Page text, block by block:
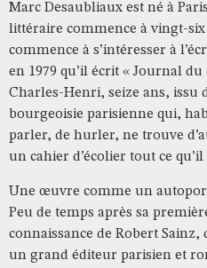
Marc Desaubliaux est né à
littéraire commence à vingt-
commence à s’intéresser à
en 1979 qu’il écrit « Journal
Charles-Henri, seize ans, issu
bourgeoisie parisienne qui,
parler, de hurler, ne trouve
un cahier d’écolier tout ce qu’il
Une œuvre comme un
Peu de temps après sa
connaissance de Robert
un grand éditeur parisien et